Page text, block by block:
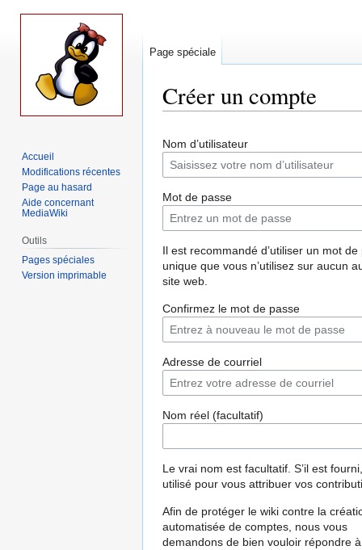
Créer un compte
à
à
Nom d’utilisateur
Mot de passe
Il est recommandé d’utiliser un mot de
unique que vous n’utilisez sur aucun
site web.
Confirmez le mot de passe
Adresse de courriel
Nom réel (facultatif)
Le vrai nom est facultatif. S’il est
utilisé pour vous attribuer vos
Afin de protéger le wiki contre la
automatisée de comptes, nous vous
demandons de bien vouloir répondre
Page spéciale
Accueil
Modifications récentes
Page au hasard
Aide concernant
MediaWiki
Outils
Pages spéciales
Version imprimable